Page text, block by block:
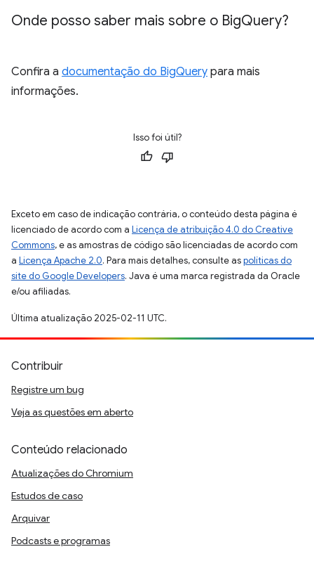
Onde posso saber mais sobre o BigQuery?
Confira a documentação do BigQuery para mais
informações.
Isso foi útil?
Exceto em caso de indicação contrária, o conteúdo desta página é
licenciado de acordo com a Licença de atribuição 4.0 do Creative
Commons, e as amostras de código são licenciadas de acordo com
a Licença Apache 2.0. Para mais detalhes, consulte aspolíticas do
site do Google Developers. Java é uma marca registrada da Oracle
e/ou afiliadas.
Última atualização 2025-02-11 UTC.
Contribuir
Registre um bug
Veja as questões em aberto
Conteúdo relacionado
Atualizações do Chromium
Estudos de caso
Arquivar
Podcasts e programas